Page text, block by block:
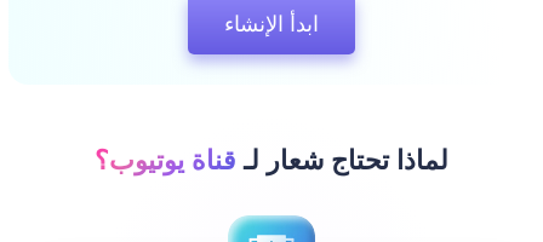
ابدأ الإنشاء
لماذا تحتاج شعار لـ قناة يوتيوب؟